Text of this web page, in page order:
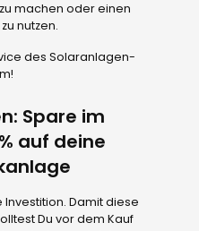
machen oder einen
nutzen.
des Solaranlagen-
Spare im
auf deine
Damit diese
Du vor dem Kauf